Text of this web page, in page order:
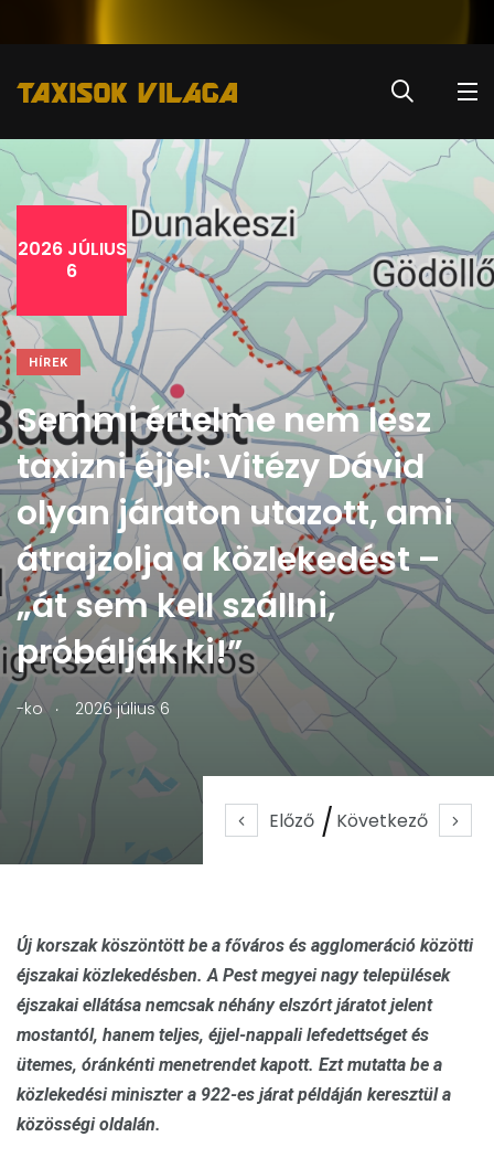
Előző Következő
2026 JÚLIUS
6
HÍREK
Semmi értelme nem lesz
taxizni éjjel: Vitézy Dávid
olyan járaton utazott, ami
átrajzolja a közlekedést –
„át sem kell szállni,
próbálják ki!”
-ko . 2026 július 6
Új korszak köszöntött be a főváros és agglomeráció közötti
éjszakai közlekedésben. A Pest megyei nagy települések
éjszakai ellátása nemcsak néhány elszórt járatot jelent
mostantól, hanem teljes, éjjel-nappali lefedettséget és
ütemes, óránkénti menetrendet kapott. Ezt mutatta be a
közlekedési miniszter a 922-es járat példáján keresztül a
közösségi oldalán.